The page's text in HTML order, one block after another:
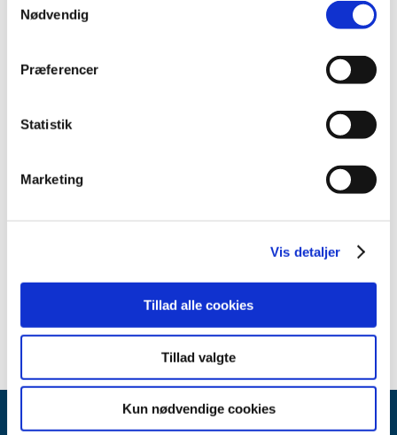
Nødvendig
Præferencer
Statistik
Marketing
Vis detaljer
Tillad alle cookies
Tillad valgte
Kun nødvendige cookies
2017 (38)
2015 (31)
2010 (7)
2006 (9)